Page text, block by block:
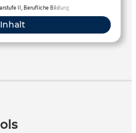
II, Berufliche Bildung